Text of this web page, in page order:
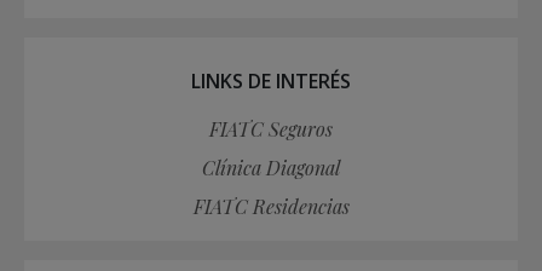
LINKS DE INTERÉS
FIATC Seguros
Clínica Diagonal
FIATC Residencias